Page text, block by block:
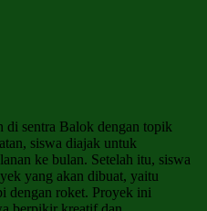
di sentra Balok dengan topik
siswa diajak untuk
ke bulan. Setelah itu, siswa
yang akan dibuat, yaitu
dengan roket. Proyek ini